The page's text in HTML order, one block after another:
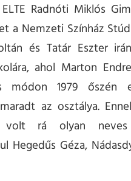
Radnóti Miklós
a Nemzeti Színház
és Tatár Eszter
ahol Marton
módon 1979 őszén
az osztálya.
volt rá olyan neves
Hegedűs Géza,